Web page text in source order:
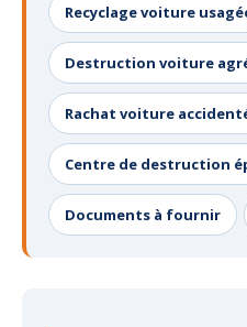
Recyclage voiture
Destruction voiture
Rachat voiture
Centre de destruction
Documents à fournir